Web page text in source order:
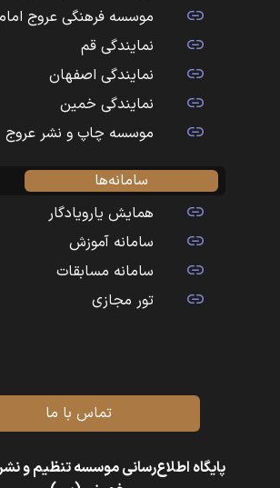
موسسه فرهنگی عروج
نمایندگی قم
نمایندگی اصفهان
نمایندگی خمین
موسسه چاپ و نشر عروج
سامانه‌ها
همایش یارویادگار
سامانه آموزش
سامانه مسابقات
تور مجازی
تماس با ما
پایگاه اطلاع‌رسانی موسسه تنظیم و نشر